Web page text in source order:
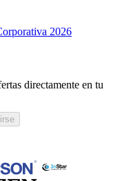
2026
directamente en tu